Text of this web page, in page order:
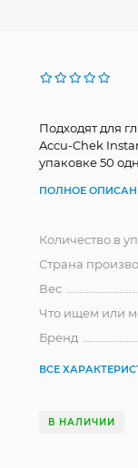
Подходят для
Accu-Chek
упаковке 50
ПОЛНОЕ
Количество в
Страна
Вес
Что ищем или
Бренд
ВСЕ
В НАЛИЧИИ